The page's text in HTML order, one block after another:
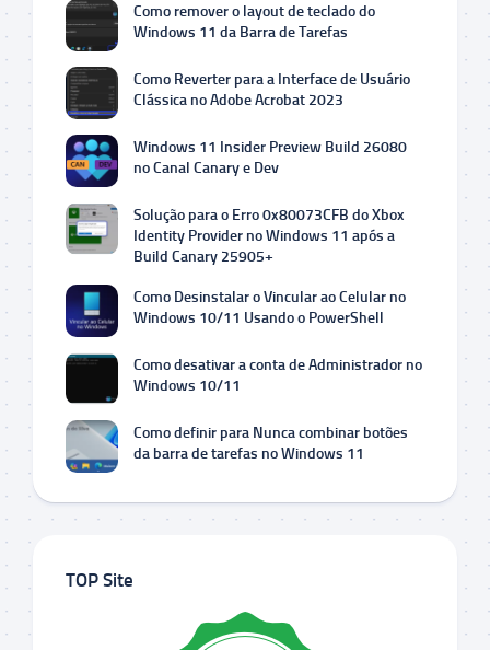
Como remover o layout de teclado do
Windows 11 da Barra de Tarefas
Como Reverter para a Interface de Usuário
Clássica no Adobe Acrobat 2023
Windows 11 Insider Preview Build 26080
no Canal Canary e Dev
Solução para o Erro 0x80073CFB do Xbox
Identity Provider no Windows 11 após a
Build Canary 25905+
Como Desinstalar o Vincular ao Celular no
Windows 10/11 Usando o PowerShell
Como desativar a conta de Administrador no
Windows 10/11
Como definir para Nunca combinar botões
da barra de tarefas no Windows 11
TOP Site